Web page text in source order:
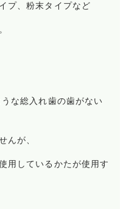
プ、粉末タイプなど
な総入れ歯の歯がない
んが、
用しているかたが使用す